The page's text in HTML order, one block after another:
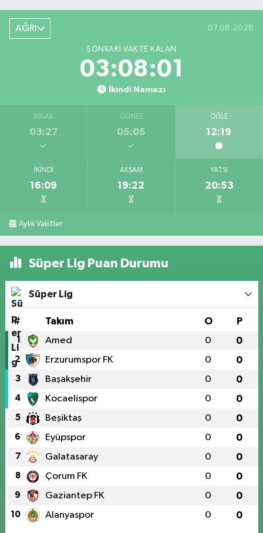
AĞRI 07.08.2026
SONRAKI VAKTE KALAN
03:08:01
İkindi Namazı
İMSAK
03:27
GÜNEŞ
05:05
ÖĞLE
12:19
İKINDI
16:09
AKŞAM
19:22
YATSI
20:53
Aylık Vakitler
Süper Lig Puan Durumu
Süper Lig
# Takım O P
1 Amed 0 0
2 Erzurumspor FK 0 0
3 Başakşehir 0 0
4 Kocaelispor 0 0
5 Beşiktaş 0 0
6 Eyüpspor 0 0
7 Galatasaray 0 0
8 Çorum FK 0 0
9 Gaziantep FK 0 0
10 Alanyaspor 0 0